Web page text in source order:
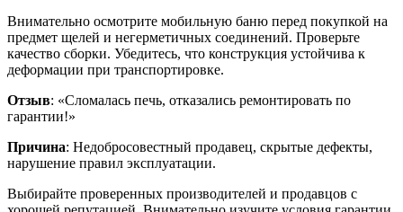
Внимательно осмотрите мобильную баню перед покупкой на
предмет щелей и негерметичных соединений. Проверьте
качество сборки. Убедитесь, что конструкция устойчива к
деформации при транспортировке.
Отзыв: «Сломалась печь, отказались ремонтировать по
гарантии!»
Причина: Недобросовестный продавец, скрытые дефекты,
нарушение правил эксплуатации.
Выбирайте проверенных производителей и продавцов с